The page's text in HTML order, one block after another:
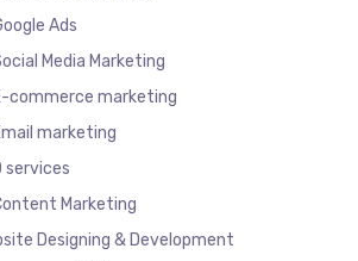
Ads
Media Marketing
commerce marketing
marketing
services
Marketing
Designing & Development